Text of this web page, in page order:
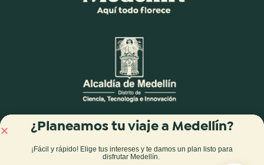
¿Planeamos tu viaje a Medellín?
¡Fácil y rápido! Elige tus intereses y te damos un plan listo para
disfrutar Medellín.